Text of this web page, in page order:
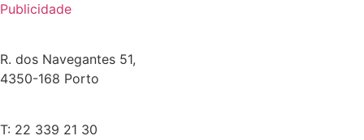
Publicidade
R. dos Navegantes 51,
4350-168 Porto
T: 22 339 21 30